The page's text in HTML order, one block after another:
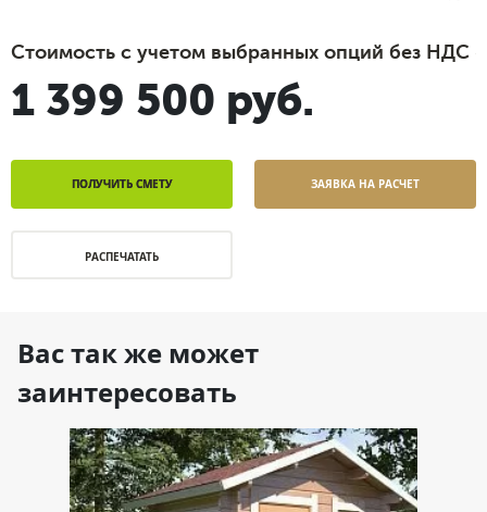
Стоимость с учетом выбранных опций без НДС
1 399 500 руб.
ПОЛУЧИТЬ СМЕТУ ЗАЯВКА НА РАСЧЕТ
РАСПЕЧАТАТЬ
Вас так же может
заинтересовать